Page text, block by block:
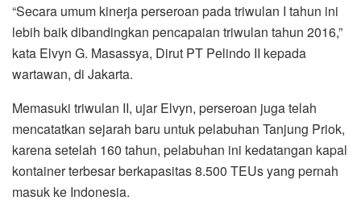
“Secara umum kinerja perseroan pada triwulan I tahun ini
lebih baik dibandingkan pencapaian triwulan tahun 2016,”
kata Elvyn G. Masassya, Dirut PT Pelindo II kepada
wartawan, di Jakarta.
Memasuki triwulan II, ujar Elvyn, perseroan juga telah
mencatatkan sejarah baru untuk pelabuhan Tanjung Priok,
karena setelah 160 tahun, pelabuhan ini kedatangan kapal
kontainer terbesar berkapasitas 8.500 TEUs yang pernah
masuk ke Indonesia.